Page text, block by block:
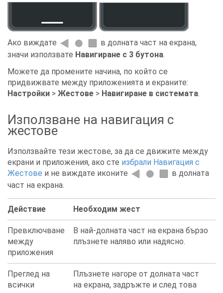
Ако виждате
в долната част на екрана,
значи използвате Навигиране с 3 бутона.
Можете да промените начина, по който се
придвижвате между приложенията и екраните:
Настройки > Жестове > Навигиране в системата.
Използване на навигация с
жестове
Използвайте тези жестове, за да се движите между
екрани и приложения, ако сте избрали Навигация с
Жестове и не виждате иконите
в долната
част на екрана.
Действие Необходим жест
Превключване
между
приложения
В най-долната част на екрана бързо
плъзнете наляво или надясно.
Преглед на
всички
Плъзнете нагоре от долната част
на екрана, задръжте и след това